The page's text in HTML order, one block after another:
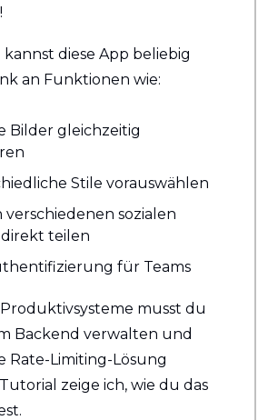
kannst diese App beliebig
an Funktionen wie:
Bilder gleichzeitig
Stile vorauswählen
verschiedenen sozialen
teilen
für Teams
musst du
Backend verwalten und
Rate-Limiting-Lösung
zeige ich, wie du das